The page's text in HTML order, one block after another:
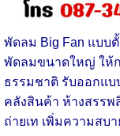
พัดลม Big Fan แบบ
พัดลมขนาดใหญ่ ให้ก
ธรรมชาติ รับออกแบ
คลังสินค้า ห้างสรร
ถ่ายเท เพิ่มความส